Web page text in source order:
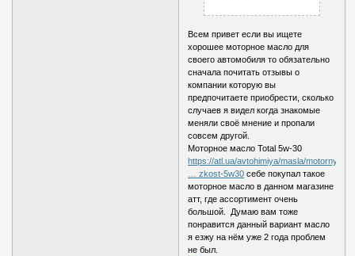
Всем привет если вы ищете
хорошее моторное масло для
своего автомобиля то обязательно
сначала почитать отзывы о
компании которую вы
предпочитаете приобрести, сколько
случаев я видел когда знакомые
меняли своё мнение и пропали
совсем другой.
Моторное масло Total 5w-30
https://atl.ua/avtohimiya/masla/motorny
… zkost-5w30 себе покупал такое
моторное масло в данном магазине
атт, где ассортимент очень
большой. Думаю вам тоже
понравится данный вариант масло
я езжу на нём уже 2 года проблем
не был.